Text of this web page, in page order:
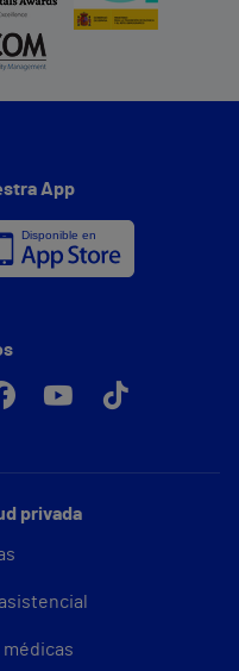
privada
App